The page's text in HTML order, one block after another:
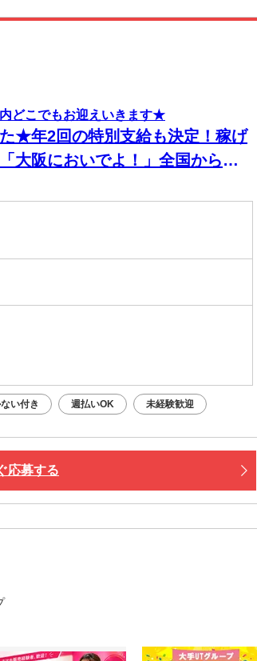
どこでもお迎えいきます★
★年2回の特別支給も決定！稼げ
大阪においでよ！」全国からス
よ！
も満喫できます。
い付き 週払いOK 未経験歓迎
応募する